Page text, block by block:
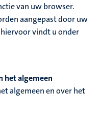
van uw browser.
aangepast door uw
vindt u onder
het algemeen
algemeen en over het